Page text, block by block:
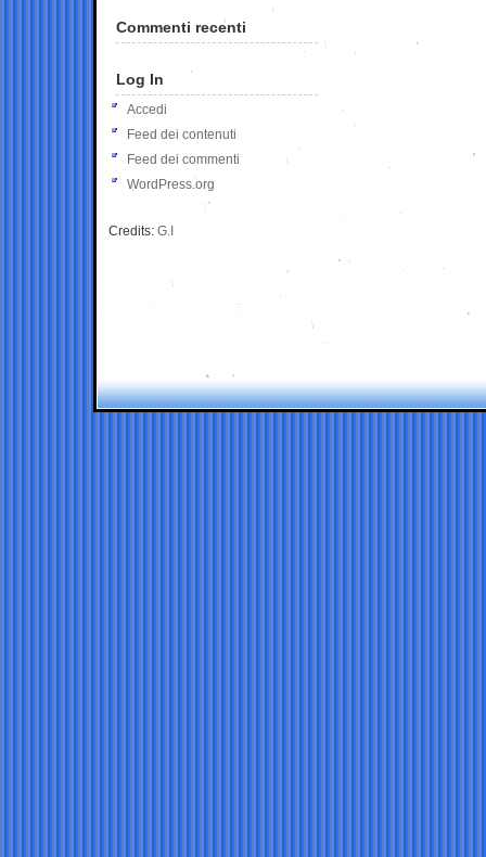
Commenti recenti
Log In
Accedi
Feed dei contenuti
Feed dei commenti
WordPress.org
Credits: G.I